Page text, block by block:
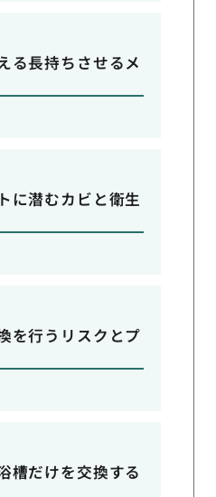
る長持ちさせるメ
に潜むカビと衛生
を行うリスクとプ
槽だけを交換する